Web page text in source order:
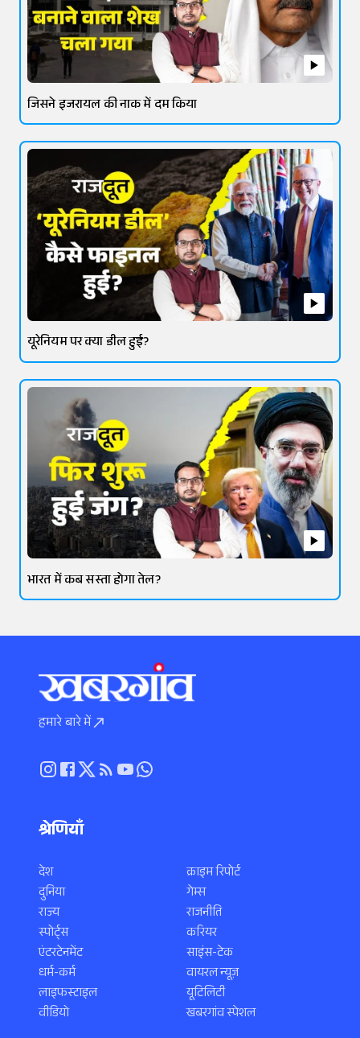
जिसने इजरायल की नाक में दम किया
यूरेनियम पर क्या डील हुई?
भारत में कब सस्ता होगा तेल?
हमारे बारे में
श्रेणियाँ
देश
दुनिया
राज्य
स्पोर्ट्स
एंटरटेनमेंट
धर्म-कर्म
लाइफस्टाइल
वीडियो
क्राइम रिपोर्ट
गेम्स
राजनीति
करियर
साइंस-टेक
वायरल न्यूज़
यूटिलिटी
खबरगांव स्पेशल